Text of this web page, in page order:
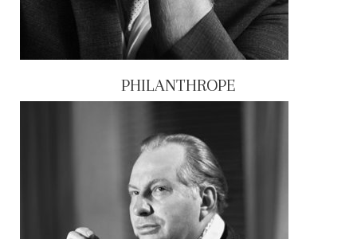
PHILANTHROPE